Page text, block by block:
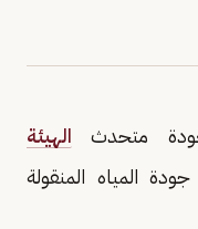
متحدث الهيئة
المياه المنقولة